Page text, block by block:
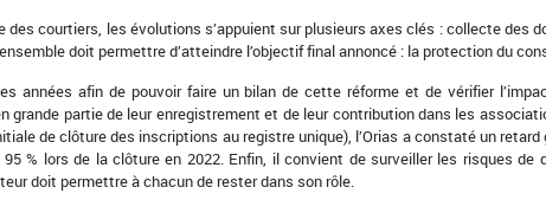
des courtiers, les évolutions s’appuient sur plusieurs axes clés : collecte des
doit permettre d’atteindre l’objectif final annoncé : la protection du
années afin de pouvoir faire un bilan de cette réforme et de vérifier
grande partie de leur enregistrement et de leur contribution dans les
de clôture des inscriptions au registre unique), l’Orias a constaté un
% lors de la clôture en 2022. Enfin, il convient de surveiller les risques de
doit permettre à chacun de rester dans son rôle.